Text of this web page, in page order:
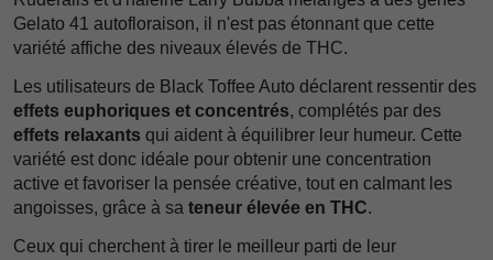
Gelato 41 autofloraison, il n'est pas étonnant que cette
variété affiche des niveaux élevés de THC.
Les utilisateurs de Black Toffee Auto déclarent ressentir des
effets euphoriques et concentrés, complétés par des
effets relaxants qui aident à équilibrer leur humeur. Cette
variété est donc idéale pour obtenir une concentration
active et favoriser la pensée créative, tout en calmant les
angoisses, grâce à sa teneur élevée en THC.
Ceux qui cherchent à tirer le meilleur parti de leur